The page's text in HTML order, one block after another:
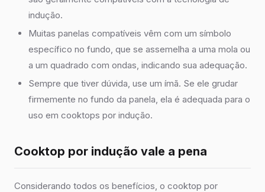
indução.
Muitas panelas compatíveis vêm com um símbolo
específico no fundo, que se assemelha a uma mola ou
a um quadrado com ondas, indicando sua adequação.
Sempre que tiver dúvida, use um ímã. Se ele grudar
firmemente no fundo da panela, ela é adequada para o
uso em cooktops por indução.
Cooktop por indução vale a pena
Considerando todos os benefícios, o cooktop por